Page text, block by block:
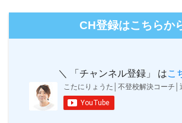
CH登録はこちらか
＼ 「チャンネル登録」 はこ